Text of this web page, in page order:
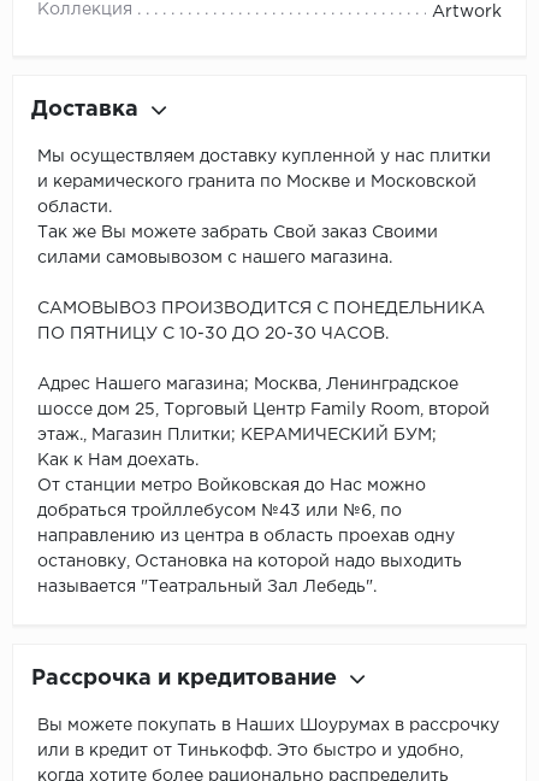
Коллекция Artwork
Доставка
Мы осуществляем доставку купленной у нас плитки
и керамического гранита по Москве и Московской
области.
Так же Вы можете забрать Свой заказ Своими
силами самовывозом с нашего магазина.
САМОВЫВОЗ ПРОИЗВОДИТСЯ С ПОНЕДЕЛЬНИКА
ПО ПЯТНИЦУ С 10-30 ДО 20-30 ЧАСОВ.
Адрес Нашего магазина; Москва, Ленинградское
шоссе дом 25, Торговый Центр Family Room, второй
этаж., Магазин Плитки; КЕРАМИЧЕСКИЙ БУМ;
Как к Нам доехать.
От станции метро Войковская до Нас можно
добраться тройллебусом №43 или №6, по
направлению из центра в область проехав одну
остановку, Остановка на которой надо выходить
называется "Театральный Зал Лебедь".
Рассрочка и кредитование
Вы можете покупать в Наших Шоурумах в рассрочку
или в кредит от Тинькофф. Это быстро и удобно,
когда хотите более рационально распределить